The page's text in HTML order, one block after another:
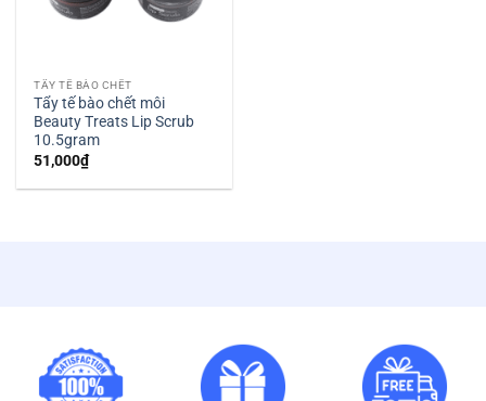
TẨY TẾ BÀO CHẾT
Tẩy tế bào chết môi
Beauty Treats Lip Scrub
10.5gram
51,000₫